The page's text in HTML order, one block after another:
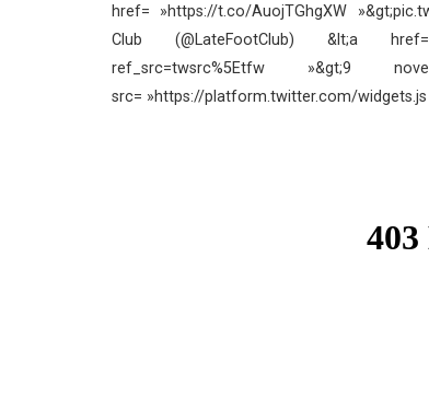
href= »https://t.co/AuojTGhgXW
Club (@LateFootClub) &lt;a href=
ref_src=twsrc%5Etfw »&gt;9
src= »https://platform.twitter.com/